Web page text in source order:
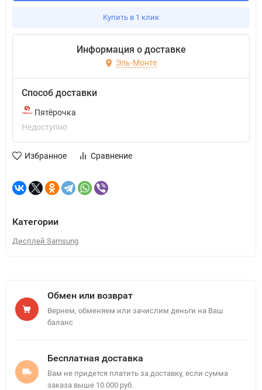
Купить в 1 клик
Информация о доставке
Эль-Монте
Способ доставки
Пятёрочка
Недоступно
Избранное Сравнение
Категории
Дисплей Samsung
Обмен или возврат
Вернем, обменяем или зачислим деньги на Ваш
баланс
Бесплатная доставка
Вам не придется платить за доставку, если сумма
заказа выше 10.000 руб.